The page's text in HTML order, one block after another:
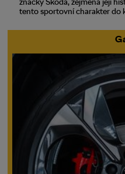
značky Škoda, zejména její
tento sportovní charakter do